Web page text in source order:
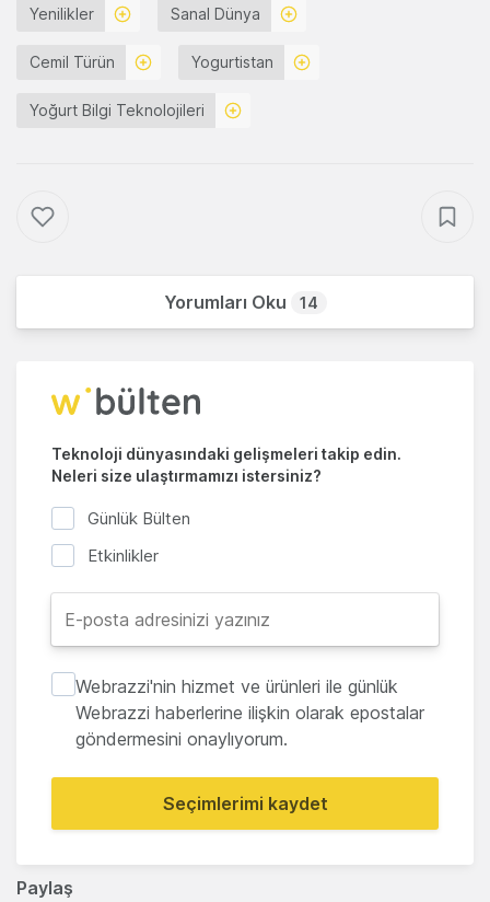
Paylaş
Yenilikler Sanal Dünya
Cemil Türün Yogurtistan
Yoğurt Bilgi Teknolojileri
Yorumları Oku 14
Teknoloji dünyasındaki gelişmeleri takip edin.
Neleri size ulaştırmamızı istersiniz?
Günlük Bülten
Etkinlikler
Webrazzi'nin hizmet ve ürünleri ile günlük
Webrazzi haberlerine ilişkin olarak epostalar
göndermesini onaylıyorum.
Seçimlerimi kaydet